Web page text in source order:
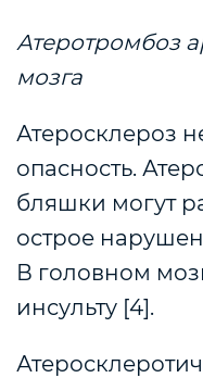
Атеротромбоз
мозга
Атеросклероз
опасность.
бляшки могут
острое
В головном
инсульту [4].